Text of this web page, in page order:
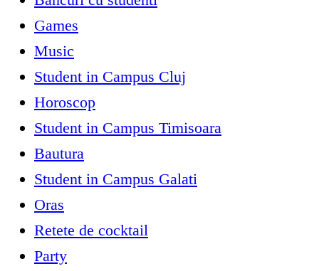
Games
Music
Student in Campus Cluj
Horoscop
Student in Campus Timisoara
Bautura
Student in Campus Galati
Oras
Retete de cocktail
Party